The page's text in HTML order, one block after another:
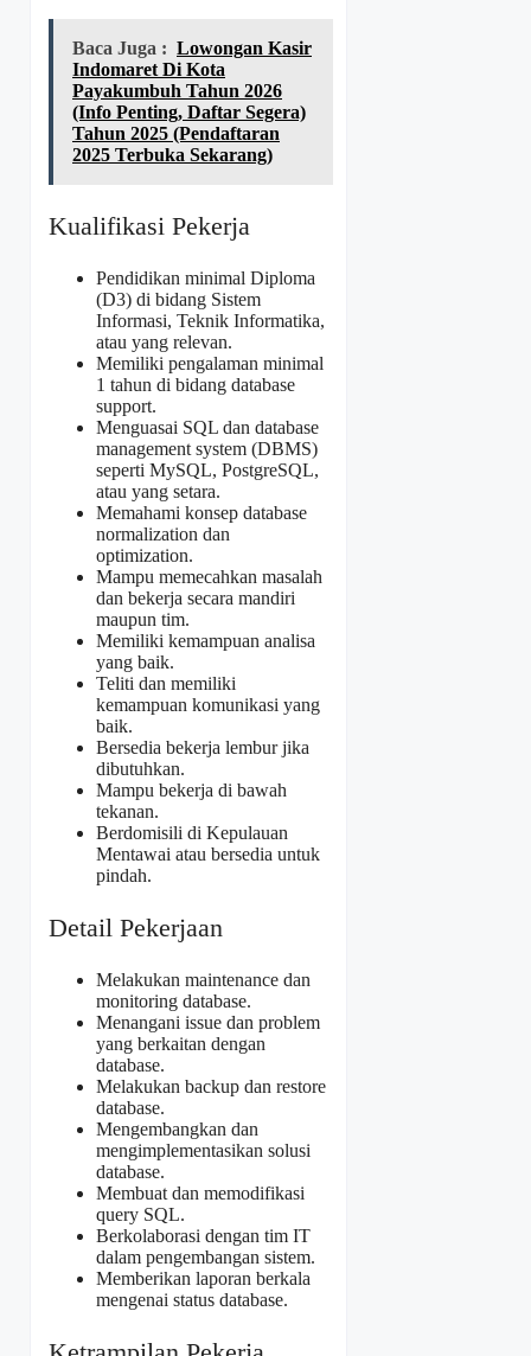
Baca Juga : Lowongan Kasir
Indomaret Di Kota
Payakumbuh Tahun 2026
(Info Penting, Daftar Segera)
Tahun 2025 (Pendaftaran
2025 Terbuka Sekarang)
Kualifikasi Pekerja
Pendidikan minimal Diploma
(D3) di bidang Sistem
Informasi, Teknik Informatika,
atau yang relevan.
Memiliki pengalaman minimal
1 tahun di bidang database
support.
Menguasai SQL dan database
management system (DBMS)
seperti MySQL, PostgreSQL,
atau yang setara.
Memahami konsep database
normalization dan
optimization.
Mampu memecahkan masalah
dan bekerja secara mandiri
maupun tim.
Memiliki kemampuan analisa
yang baik.
Teliti dan memiliki
kemampuan komunikasi yang
baik.
Bersedia bekerja lembur jika
dibutuhkan.
Mampu bekerja di bawah
tekanan.
Berdomisili di Kepulauan
Mentawai atau bersedia untuk
pindah.
Detail Pekerjaan
Melakukan maintenance dan
monitoring database.
Menangani issue dan problem
yang berkaitan dengan
database.
Melakukan backup dan restore
database.
Mengembangkan dan
mengimplementasikan solusi
database.
Membuat dan memodifikasi
query SQL.
Berkolaborasi dengan tim IT
dalam pengembangan sistem.
Memberikan laporan berkala
mengenai status database.